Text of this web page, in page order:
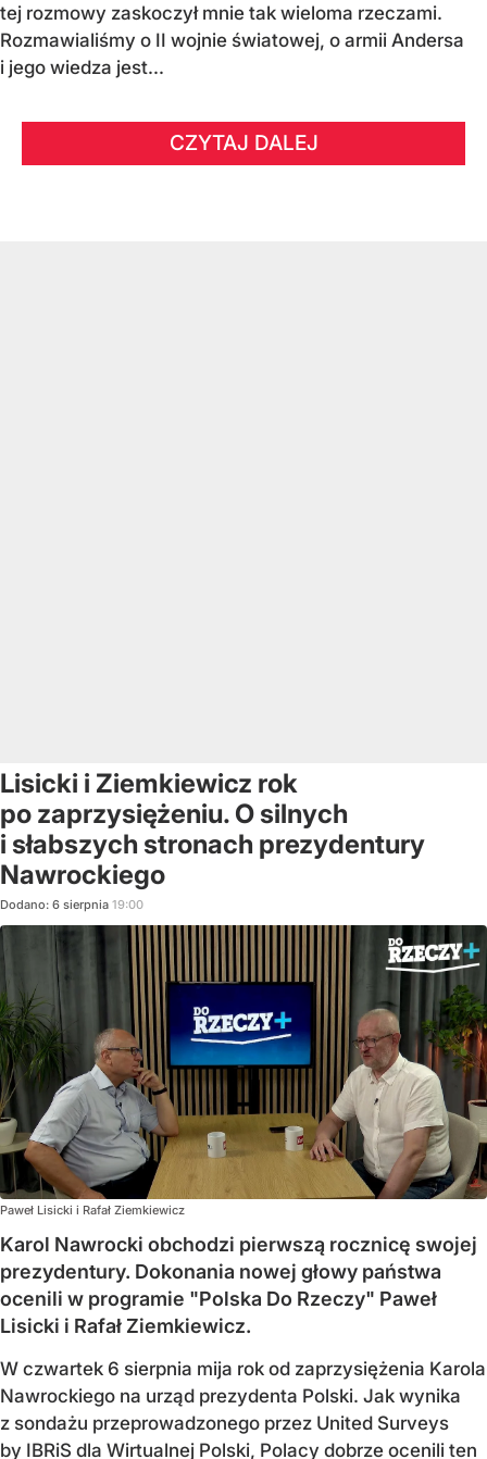
tej rozmowy zaskoczył mnie tak wieloma rzeczami.
Rozmawialiśmy o II wojnie światowej, o armii Andersa
i jego wiedza jest...
CZYTAJ DALEJ
Lisicki i Ziemkiewicz rok
po zaprzysiężeniu. O silnych
i słabszych stronach prezydentury
Nawrockiego
Dodano: 6 sierpnia 19:00
Paweł Lisicki i Rafał Ziemkiewicz
Karol Nawrocki obchodzi pierwszą rocznicę swojej
prezydentury. Dokonania nowej głowy państwa
ocenili w programie "Polska Do Rzeczy" Paweł
Lisicki i Rafał Ziemkiewicz.
W czwartek 6 sierpnia mija rok od zaprzysiężenia Karola
Nawrockiego na urząd prezydenta Polski. Jak wynika
z sondażu przeprowadzonego przez United Surveys
by IBRiS dla Wirtualnej Polski, Polacy dobrze ocenili ten